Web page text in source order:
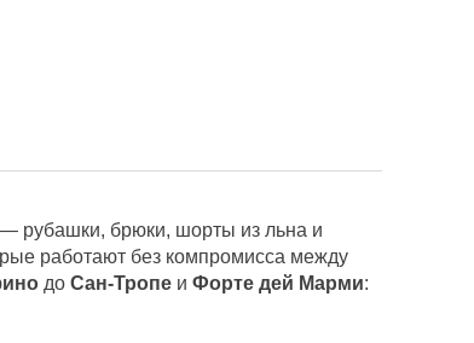
рубашки, брюки, шорты из льна и
работают без компромисса между
доСан-Тропе иФорте дей Марми: